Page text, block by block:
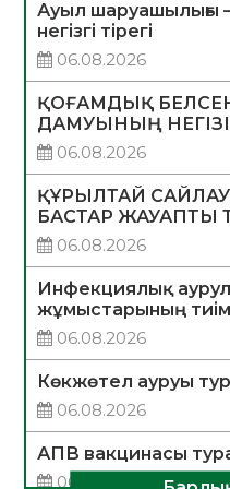
Ауыл шаруашылығы
негізгі тірегі
06.08.2026
ҚОҒАМДЫҚ
ДАМУЫНЫҢ НЕГІЗІ
06.08.2026
ҚҰРЫЛТАЙ
БАСТАР ЖАУАПТЫ
06.08.2026
Инфекциялық
жұмыстарының
06.08.2026
Көкжөтел ауруы
06.08.2026
АПВ вакцинасы
06.08.2026